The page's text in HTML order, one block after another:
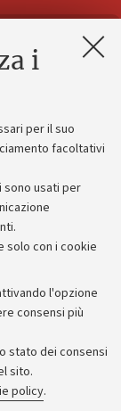
i
per il suo
facoltativi
usati per
solo con i cookie
l'opzione
consensi più
stato dei consensi
sito.
policy.